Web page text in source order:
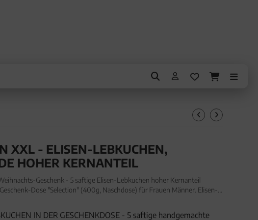
XXL - ELISEN-LEBKUCHEN,
HOHER KERNANTEIL
Geschenk - 5 saftige Elisen-Lebkuchen hoher Kernanteil
Dose "Selection" (400g, Naschdose) für Frauen Männer. Elisen-
IN DER GESCHENKDOSE - 5 saftige handgemachte